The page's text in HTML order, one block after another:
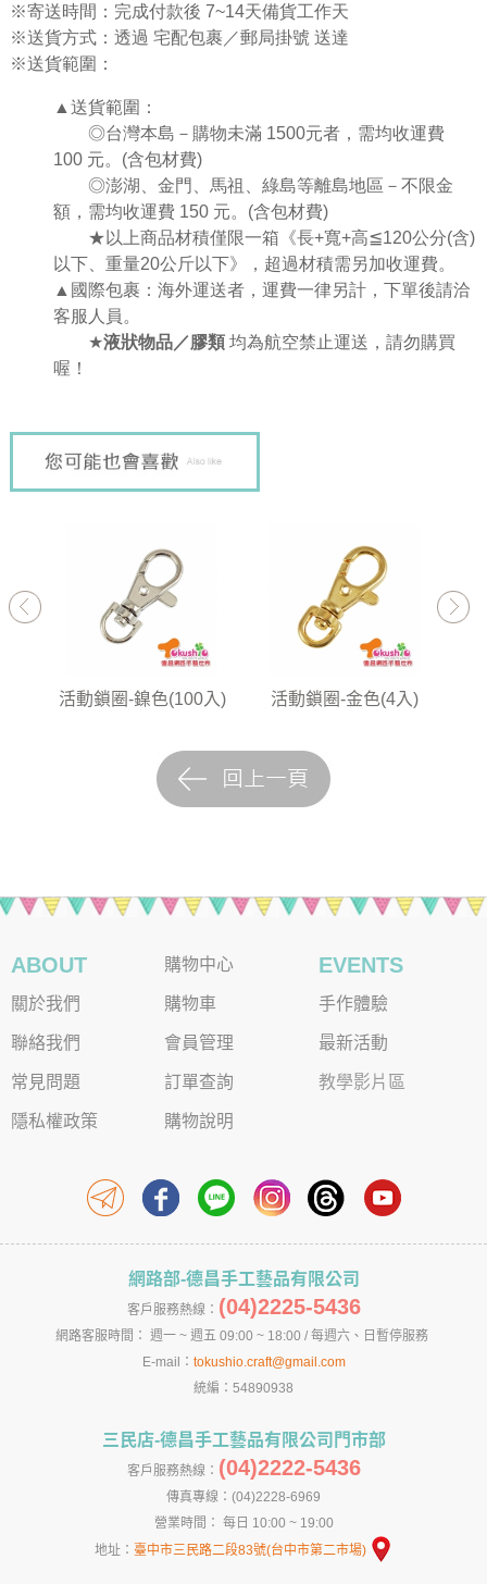
※寄送時間：完成付款後 7~14天備貨工作天
※送貨方式：透過 宅配包裹／郵局掛號 送達
※送貨範圍：
▲送貨範圍：
◎台灣本島－購物未滿 1500元者，需均收運費
100 元。(含包材費)
◎澎湖、金門、馬祖、綠島等離島地區－不限金
額，需均收運費 150 元。(含包材費)
★ 以上商品材積僅限一箱《長+寬+高≦120公分(含)
以下、重量20公斤以下》，超過材積需另加收運費。
▲國際包裹：海外運送者，運費一律另計，下單後請洽
客服人員。
★液狀物品／膠類均為航空禁止運送，請勿購買
喔！
活動鎖圈-鎳色(100入) 活動鎖圈-金色(4入)
ABOUT
關於我們
聯絡我們
常見問題
隱私權政策
購物中心
購物車
會員管理
訂單查詢
購物說明
EVENTS
手作體驗
最新活動
教學影片區
網路部-德昌手工藝品有限公司
客戶服務熱線： (04)2225-5436
網路客服時間： 週一 ~ 週五 09:00 ~ 18:00 / 每週六、日暫停服務
E-mail： tokushio.craft@gmail.com
統編：54890938
三民店-德昌手工藝品有限公司門市部
客戶服務熱線： (04)2222-5436
傳真專線：(04)2228-6969
營業時間： 每日 10:00 ~ 19:00
地址： 臺中市三民路二段83號(台中市第二市場)